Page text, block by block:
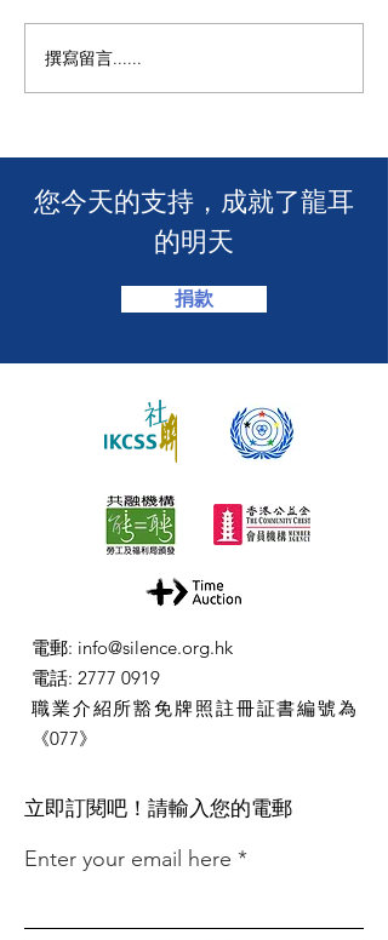
年度慈善自助午餐&晚餐
2025 - 一起創造改變！🎉
撰寫留言......
​您今天的支持，成就了龍耳
的明天
捐款
電郵: info@silence.org.hk
電話: 2777 0919
職業介紹所豁免牌照註冊証書編號為
《077》
​立即訂閱吧！請輸入您的電郵
Enter your email here